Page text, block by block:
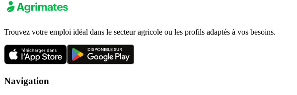
Trouvez votre emploi idéal dans le secteur agricole ou les profils adaptés à vos besoins.
Navigation